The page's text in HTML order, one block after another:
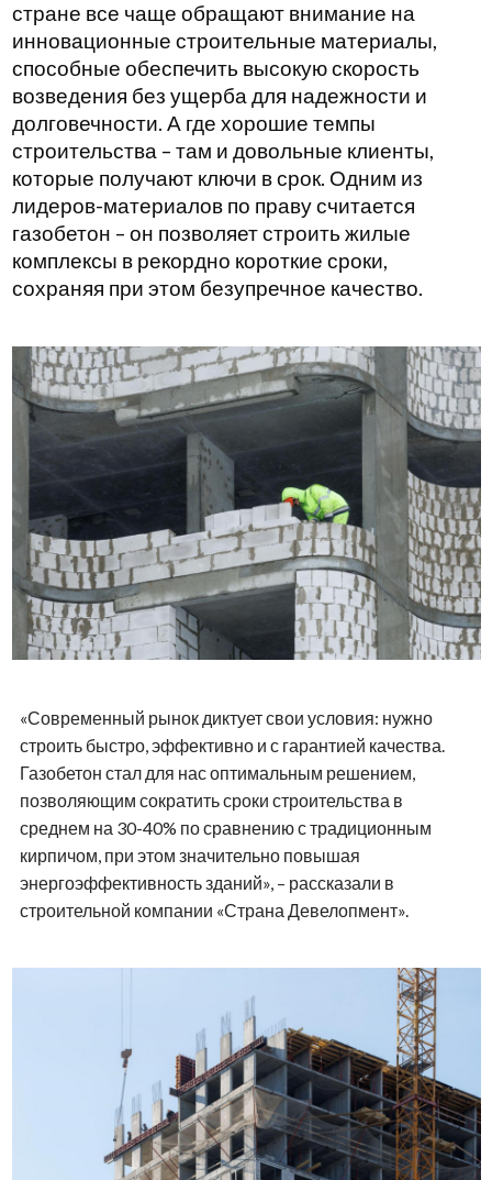
стране все чаще обращают внимание на
инновационные строительные материалы,
способные обеспечить высокую скорость
возведения без ущерба для надежности и
долговечности. А где хорошие темпы
строительства – там и довольные клиенты,
которые получают ключи в срок. Одним из
лидеров-материалов по праву считается
газобетон – он позволяет строить жилые
комплексы в рекордно короткие сроки,
сохраняя при этом безупречное качество.
«Современный рынок диктует свои условия: нужно
строить быстро, эффективно и с гарантией качества.
Газобетон стал для нас оптимальным решением,
позволяющим сократить сроки строительства в
среднем на 30-40% по сравнению с традиционным
кирпичом, при этом значительно повышая
энергоэффективность зданий», – рассказали в
строительной компании «Страна Девелопмент».